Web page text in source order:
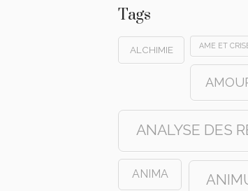
Tags
ALCHIMIE AME ET
ANALYSE DES
ANIMA